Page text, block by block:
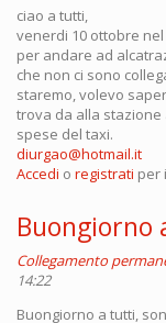
ciao a tutti,
venerdi 10 ottobre
per andare ad
che non ci sono
staremo, volevo
trova da alla
spese del taxi.
diurgao@hotmail.it
Accedi o registrati per
Buongiorno
Collegamento
14:22
Buongiorno a tutti,